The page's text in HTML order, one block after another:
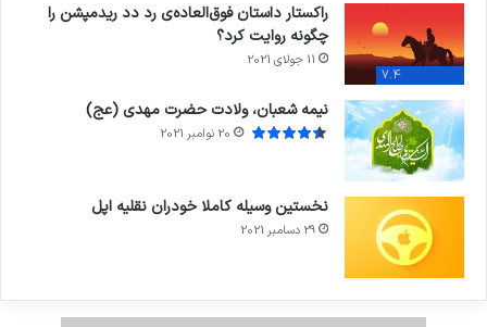
7.4
راکستار داستان فوق‌العاده‌ی رد دد ریدمپشن را
چگونه روایت کرد؟
11 جولای 2021
نیمه شعبان، ولادت حضرت مهدی (عج)
20 نوامبر 2021
نخستین وسیله کاملا خودران نقلیه اپل
29 دسامبر 2021